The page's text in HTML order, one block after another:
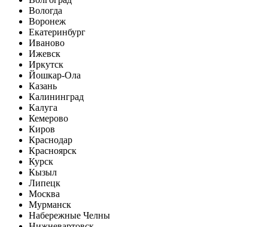
Вологда
Воронеж
Екатеринбург
Иваново
Ижевск
Иркутск
Йошкар-Ола
Казань
Калининград
Калуга
Кемерово
Киров
Краснодар
Красноярск
Курск
Кызыл
Липецк
Москва
Мурманск
Набережные Челны